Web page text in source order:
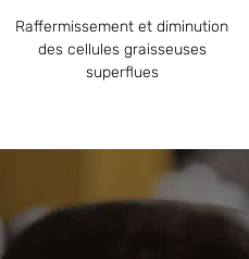
Raffermissement et diminution
des cellules graisseuses
superflues